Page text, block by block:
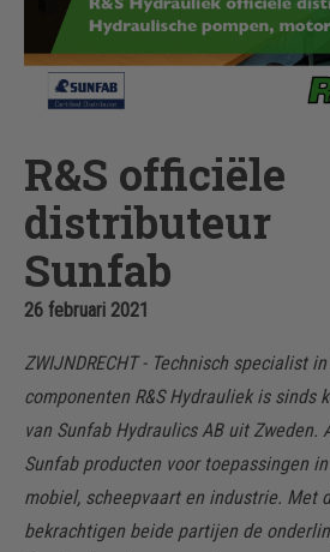
R&S officiële
distributeur
Sunfab
26 februari 2021
ZWIJNDRECHT - Technisch specialist
componenten R&S Hydrauliek is
van Sunfab Hydraulics AB uit Zweden.
Sunfab producten voor toepassingen
mobiel, scheepvaart en industrie. Met
bekrachtigen beide partijen de